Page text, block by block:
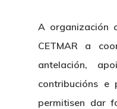
A organización
CETMAR a
antelación,
contribucións e
permitisen dar